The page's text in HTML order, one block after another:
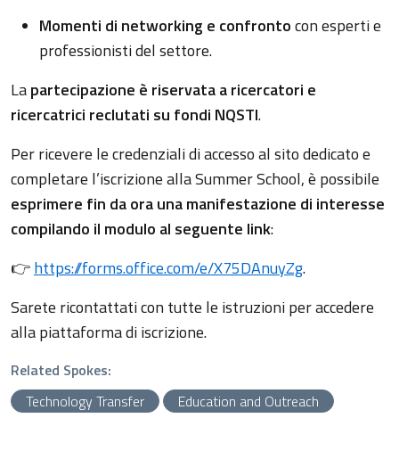
Momenti di networking e confrontocon esperti e
professionisti del settore.
Lapartecipazione è riservata a ricercatori e
ricercatrici reclutati su fondi NQSTI.
Per ricevere le credenziali di accesso al sito dedicato e
completare l’iscrizione alla Summer School, è possibile
esprimere fin da ora una manifestazione di interesse
compilando il modulo al seguente link:
👉https://forms.office.com/e/X75DAnuyZg.
Sarete ricontattati con tutte le istruzioni per accedere
alla piattaforma di iscrizione.
Related Spokes:
Technology Transfer
Education and Outreach